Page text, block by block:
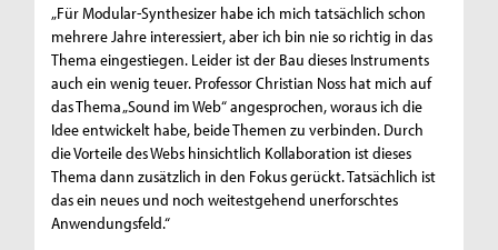
„Für Modular-Synthesizer habe ich mich tatsächlich schon
mehrere Jahre interessiert, aber ich bin nie so richtig in das
Thema eingestiegen. Leider ist der Bau dieses Instruments
auch ein wenig teuer. Professor Christian Noss hat mich auf
das Thema „Sound im Web“ angesprochen, woraus ich die
Idee entwickelt habe, beide Themen zu verbinden. Durch
die Vorteile des Webs hinsichtlich Kollaboration ist dieses
Thema dann zusätzlich in den Fokus gerückt. Tatsächlich ist
das ein neues und noch weitestgehend unerforschtes
Anwendungsfeld.“